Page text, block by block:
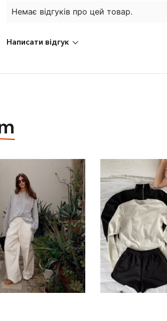
Немає відгуків про цей товар.
Написати відгук